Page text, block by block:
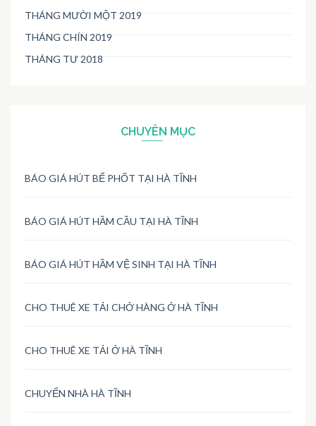
THÁNG MƯỜI MỘT 2019
THÁNG CHÍN 2019
THÁNG TƯ 2018
CHUYÊN MỤC
BÁO GIÁ HÚT BỂ PHỐT TẠI HÀ TĨNH
BÁO GIÁ HÚT HẦM CẦU TẠI HÀ TĨNH
BÁO GIÁ HÚT HẦM VỆ SINH TẠI HÀ TĨNH
CHO THUÊ XE TẢI CHỞ HÀNG Ở HÀ TĨNH
CHO THUÊ XE TẢI Ở HÀ TĨNH
CHUYỂN NHÀ HÀ TĨNH